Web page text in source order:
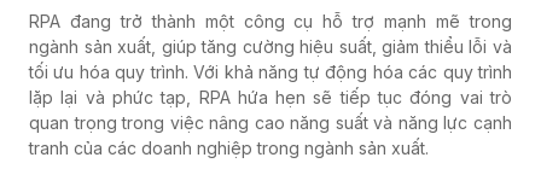
RPA đang trở thành một công cụ hỗ trợ mạnh mẽ trong
ngành sản xuất, giúp tăng cường hiệu suất, giảm thiểu lỗi và
tối ưu hóa quy trình. Với khả năng tự động hóa các quy trình
lặp lại và phức tạp, RPA hứa hẹn sẽ tiếp tục đóng vai trò
quan trọng trong việc nâng cao năng suất và năng lực cạnh
tranh của các doanh nghiệp trong ngành sản xuất.